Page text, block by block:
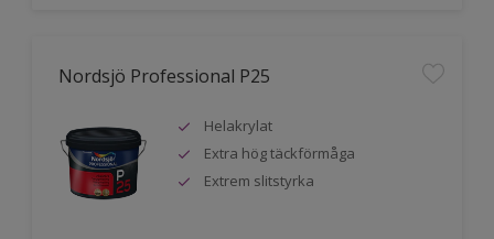
Nordsjö Professional P25
Helakrylat
Extra hög täckförmåga
Extrem slitstyrka